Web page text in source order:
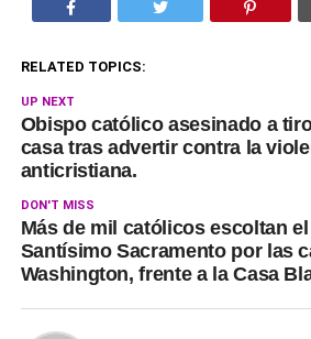
RELATED TOPICS:
UP NEXT
Obispo católico asesinado a
casa tras advertir contra la
anticristiana.
DON'T MISS
Más de mil católicos escoltan el
Santísimo Sacramento por las
Washington, frente a la Casa